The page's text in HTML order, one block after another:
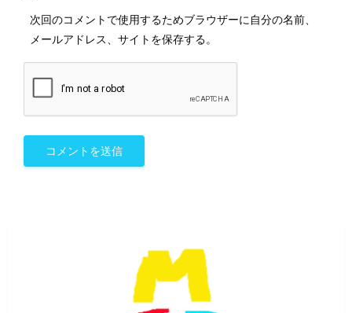
次回のコメントで使用するためブラウザーに自分の名前、
メールアドレス、サイトを保存する。